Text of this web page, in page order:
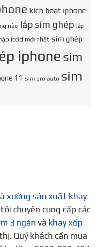
kích hoạt iphone
nào lắp sim ghép lắp
iccid mới nhất sim ghép
iphone sim
11 sim pro auto sim
xưởng sản xuất khay
chuyên cung cấp các
3 ngăn và khay xốp
Quý khách cần mua